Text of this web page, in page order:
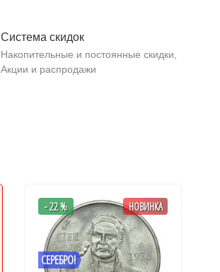
Система скидок
Накопительные и постоянные скидки,
Акции и распродажи
СЕРЕБРО!
- 22 % НОВИНКА